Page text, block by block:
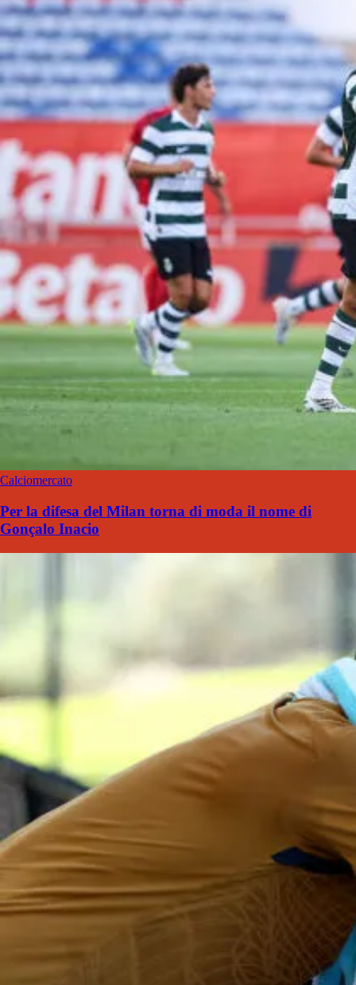
Calciomercato
Per la difesa del Milan torna di moda il nome di
Gonçalo Inacio